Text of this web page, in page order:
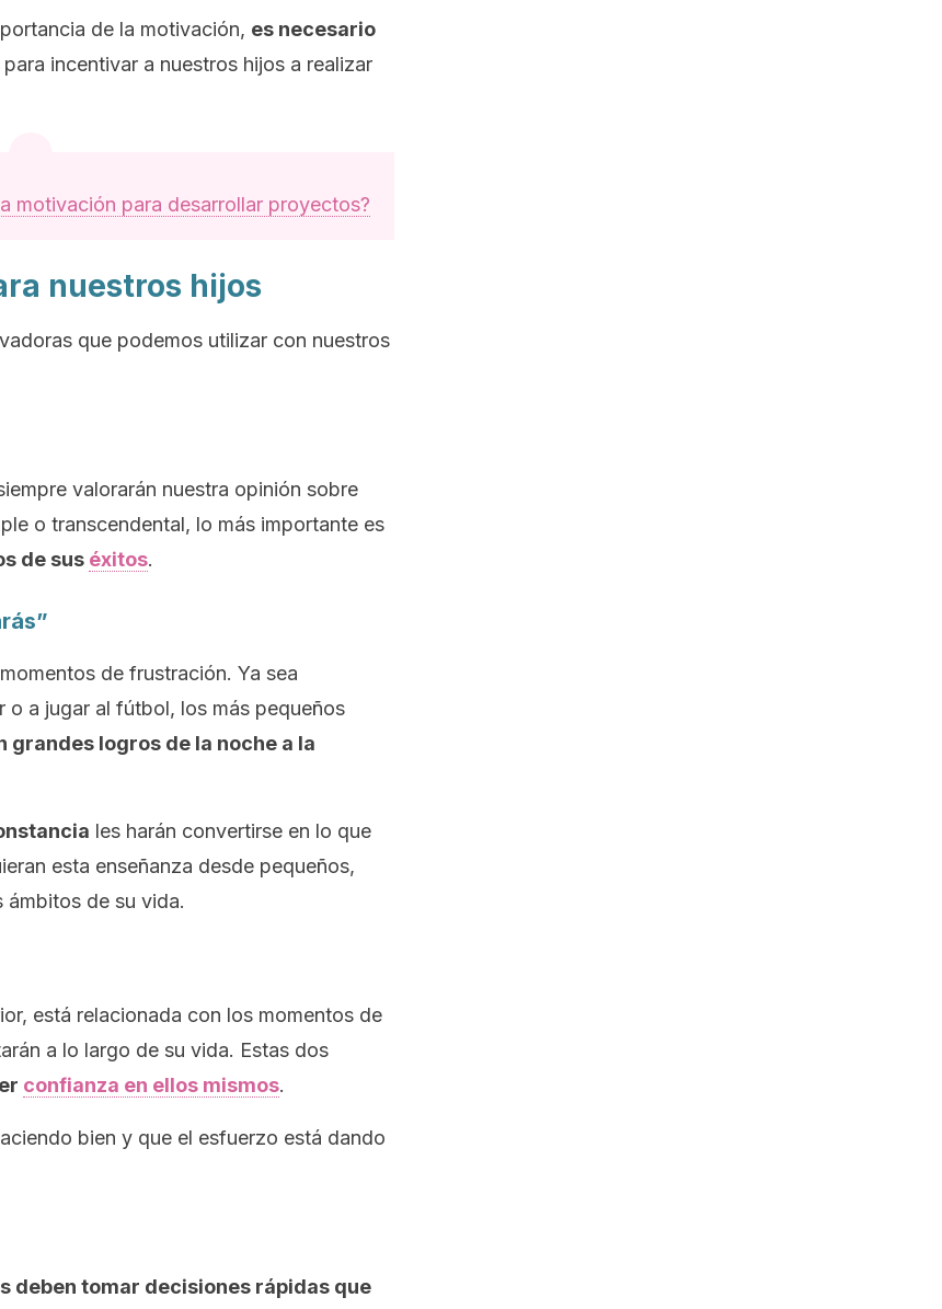
de la motivación, es necesario
para incentivar a nuestros hijos a realizar
motivación para desarrollar proyectos?
nuestros hijos
que podemos utilizar con nuestros
valorarán nuestra opinión sobre
o transcendental, lo más importante es
de sus éxitos.
de frustración. Ya sea
o a jugar al fútbol, los más pequeños
grandes logros de la noche a la
les harán convertirse en lo que
esta enseñanza desde pequeños,
ámbitos de su vida.
está relacionada con los momentos de
a lo largo de su vida. Estas dos
confianza en ellos mismos.
bien y que el esfuerzo está dando
deben tomar decisiones rápidas que